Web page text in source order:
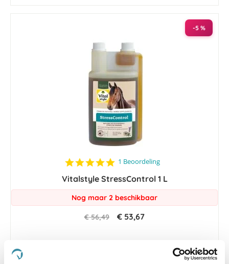
-5 %
5.0
rating
1 Beoordeling
Vitalstyle StressControl 1 L
Nog maar 2 beschikbaar
€ 56,49 € 53,67